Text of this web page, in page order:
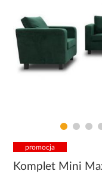
promocja
Komplet Mini